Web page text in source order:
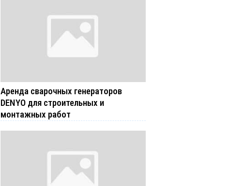
Аренда сварочных генераторов
DENYO для строительных и
монтажных работ